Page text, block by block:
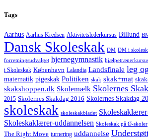
Tags
Aarhus Aarhus Kredsen Aktivitetslederkursus Billund
Dansk Skoleskak DM DM i
forretningsudvalget hjernegymnastik
i Skoleskak København Lalandia Landsfinale leg
matematik pigeskak Politiken skak skak+mat
skakshoppen.dk Skolemælk Skolernes
2015 Skolernes Skakdag 2016 Skolernes Skakdag
skoleskak skoleskakbladet
Skoleskaklærer-uddannelsen Skoleskak på Ø-skoler
The Right Move turnering uddannelse